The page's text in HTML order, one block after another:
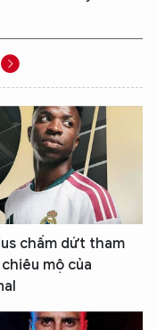
chấm dứt tham
mộ của